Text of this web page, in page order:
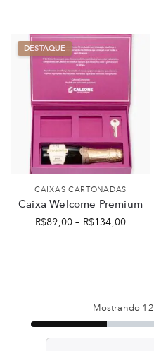
CAIXAS CARTONADAS
Caixa Welcome Premium
R$89,00 – R$134,00
Mostrando 12